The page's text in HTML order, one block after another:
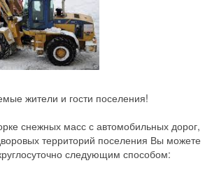
жители и гости поселения!
снежных масс с автомобильных дорог,
территорий поселения Вы можете
следующим способом: